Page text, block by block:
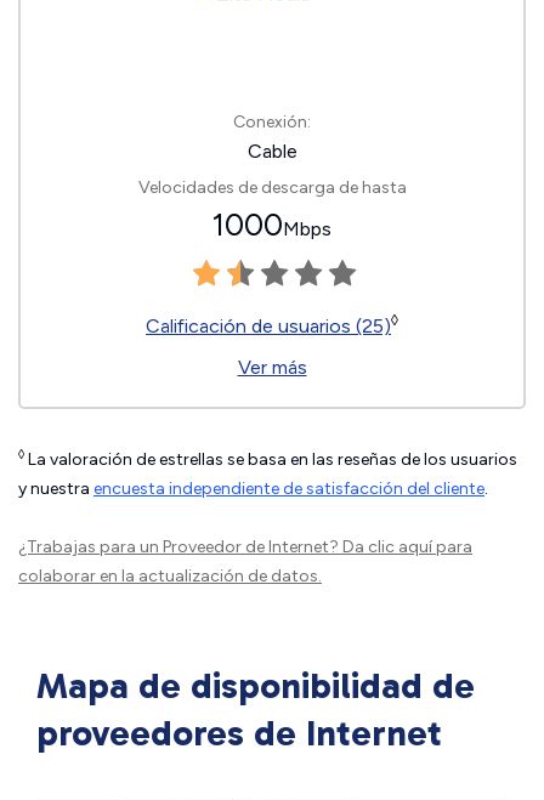
Conexión:
Cable
Velocidades de descarga de hasta
1000Mbps
Calificación de usuarios (25)◊
Ver más
◊ La valoración de estrellas se basa en las reseñas de los usuarios
y nuestra encuesta independiente de satisfacción del cliente.
¿Trabajas para un Proveedor de Internet? Da clic aquípara
colaborar en la actualización de datos.
Mapa de disponibilidad de
proveedores de Internet